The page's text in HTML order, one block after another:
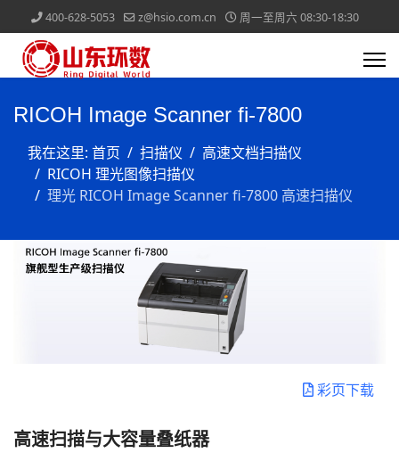
400-628-5053 z@hsio.com.cn 周一至周六 08:30-18:30
RICOH Image Scanner fi-7800
我在这里: 首页 扫描仪
高速文档扫描仪
RICOH 理光图像扫描仪
理光 RICOH Image Scanner fi-7800 高速扫描仪
彩页下载
高速扫描与大容量叠纸器